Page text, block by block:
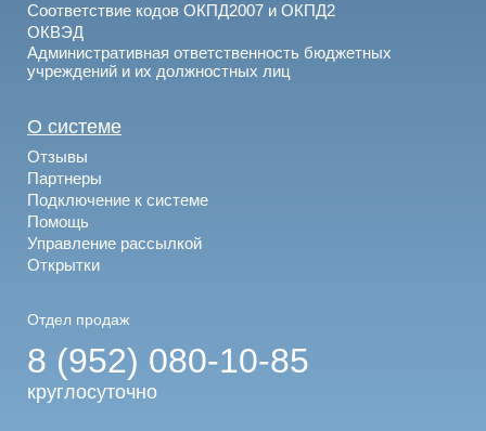
Соответствие кодов ОКПД2007 и ОКПД2
ОКВЭД
Административная ответственность бюджетных
учреждений и их должностных лиц
О системе
Отзывы
Партнеры
Подключение к системе
Помощь
Управление рассылкой
Открытки
Отдел продаж
8 (952) 080-10-85
круглосуточно